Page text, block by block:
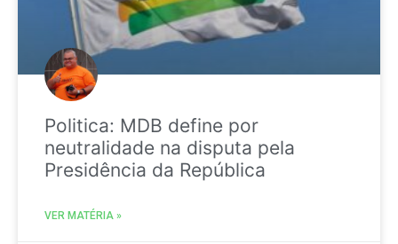
Politica: MDB define por
neutralidade na disputa pela
Presidência da República
VER MATÉRIA »